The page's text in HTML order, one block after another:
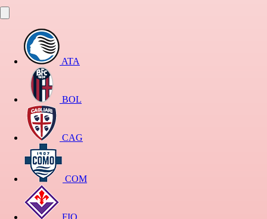
ATA
BOL
CAG
COM